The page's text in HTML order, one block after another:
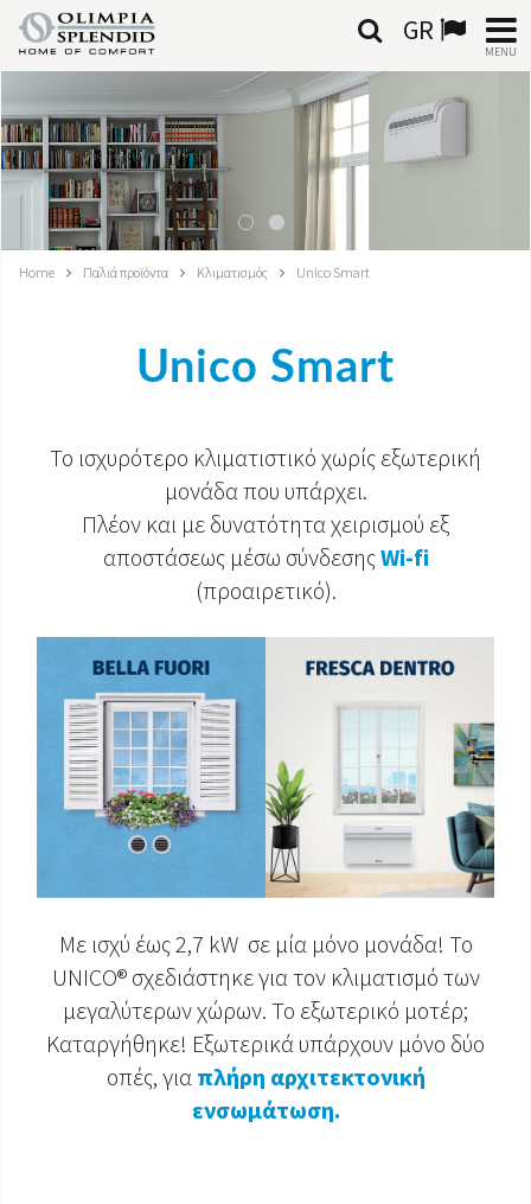
GR
MENU
HOME
ΚΛΙΜΑΤΙΣΜΌΣ
ΘΈΡΜΑΝΣΗ
ΕΠΙΚΟΙΝΩΝΊΑ
ΚΌΣΜΟΣ OS
ΈΓΓΡΑΦΑ ΠΡΟΪΌΝΤΩΝ
Home Παλιά προϊόντα Κλιματισμός Unico Smart
Unico Smart
Το ισχυρότερο κλιματιστικό χωρίς εξωτερική
μονάδα που υπάρχει.
Πλέον και με δυνατότητα χειρισμού εξ
αποστάσεως μέσω σύνδεσηςWi-fi
(προαιρετικό).
Με ισχύ έως 2,7 kW σε μία μόνο μονάδα! Το
UNICO® σχεδιάστηκε για τον κλιματισμό των
μεγαλύτερων χώρων. Το εξωτερικό μοτέρ;
Καταργήθηκε! Εξωτερικά υπάρχουν μόνο δύο
οπές, για πλήρη αρχιτεκτονική
ενσωμάτωση.